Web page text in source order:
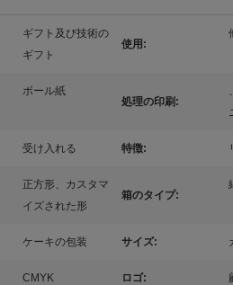
ギフト及び技術の
ギフト
使用:
ボール紙
処理の印刷:
受け入れる 特徴:
正方形、カスタマ
イズされた形
箱のタイプ:
ケーキの包装 サイズ:
CMYK ロゴ: